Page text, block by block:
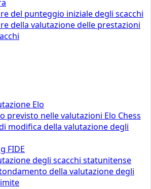
del punteggio iniziale degli scacchi
della valutazione delle prestazioni
Elo
previsto nelle valutazioni Elo Chess
modifica della valutazione degli
FIDE
degli scacchi statunitense
della valutazione degli